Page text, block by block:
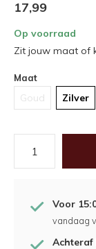
17,99
Op voorraad
Zit jouw maat of
Maat
Goud Zilver
Voor
vandaag
Achteraf